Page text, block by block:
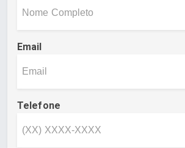
Email
Telefone